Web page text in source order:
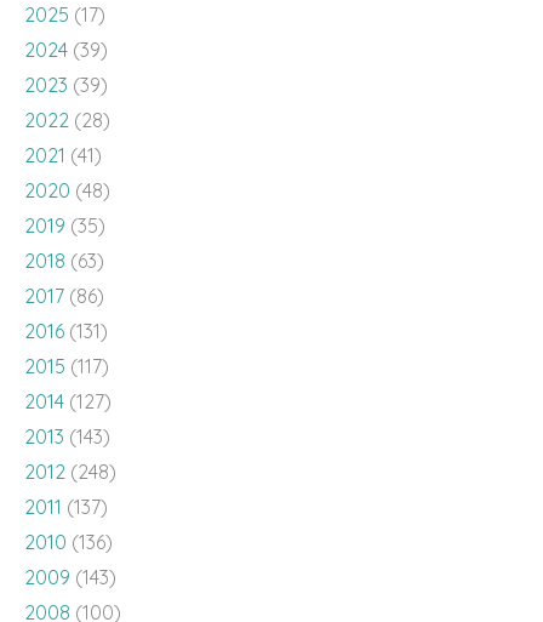
2025 (17)
2024 (39)
2023 (39)
2022 (28)
2021 (41)
2020 (48)
2019 (35)
2018 (63)
2017 (86)
2016 (131)
2015 (117)
2014 (127)
2013 (143)
2012 (248)
2011 (137)
2010 (136)
2009 (143)
2008 (100)